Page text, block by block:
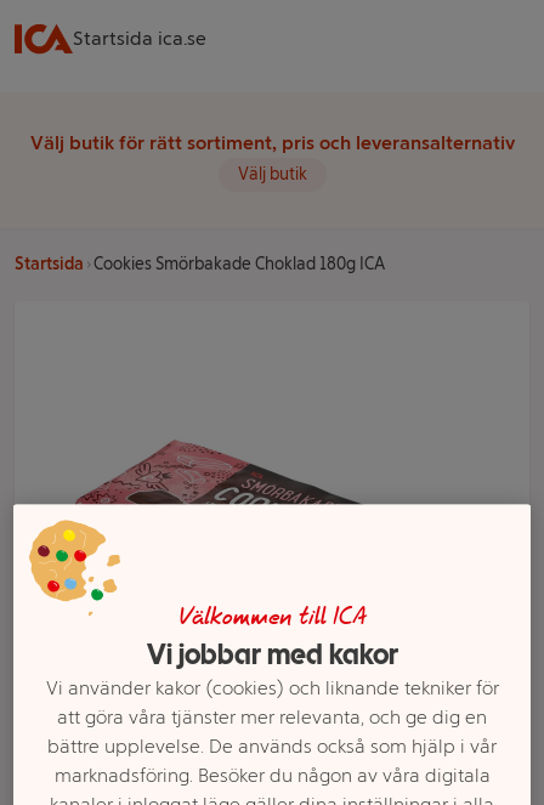
Startsida ica.se
Välj butik för rätt sortiment, pris och leveransalternativ
Välj butik
Startsida Cookies Smörbakade Choklad 180g ICA
Välkommen till ICA
Vi jobbar med kakor
Vi använder kakor (cookies) och liknande tekniker för
att göra våra tjänster mer relevanta, och ge dig en
bättre upplevelse. De används också som hjälp i vår
marknadsföring. Besöker du någon av våra digitala